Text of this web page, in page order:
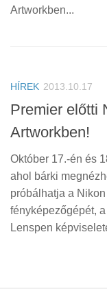
Artworkben...
HÍREK 2013.10.17
Premier előtti
Artworkben!
Október 17.-én és
ahol bárki
próbálhatja a
fényképezőgépét,
Lenspen